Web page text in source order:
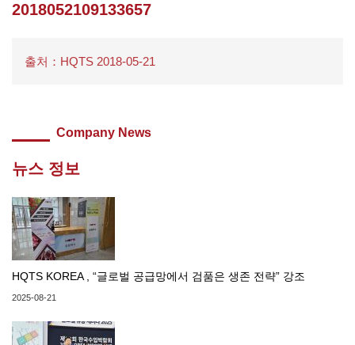
2018052109133657
출처：HQTS 2018-05-21
Company News
뉴스 정보
HQTS KOREA , “글로벌 공급망에서 검품은 생존 전략” 강조
2025-08-21